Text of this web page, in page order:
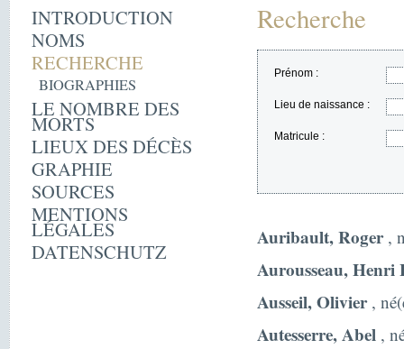
INTRODUCTION
NOMS
RECHERCHE
BIOGRAPHIES
LE NOMBRE DES
MORTS
LIEUX DES DÉCÈS
GRAPHIE
SOURCES
MENTIONS
LÉGALES
DATENSCHUTZ
Recherche
Prénom :
Lieu de naissance :
Matricule :
Auribault, Roger,
Aurousseau, Henri
Ausseil, Olivier,
Autesserre, Abel ,